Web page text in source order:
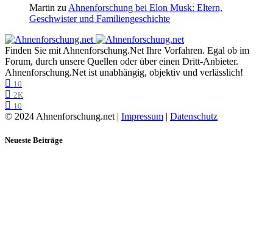
Martin zu Ahnenforschung bei Elon Musk: Eltern,
Geschwister und Familiengeschichte
Finden Sie mit Ahnenforschung.Net Ihre Vorfahren. Egal ob im
Forum, durch unsere Quellen oder über einen Dritt-Anbieter.
Ahnenforschung.Net ist unabhängig, objektiv und verlässlich!
10
2K
10
© 2024 Ahnenforschung.net | Impressum | Datenschutz
Neueste Beiträge